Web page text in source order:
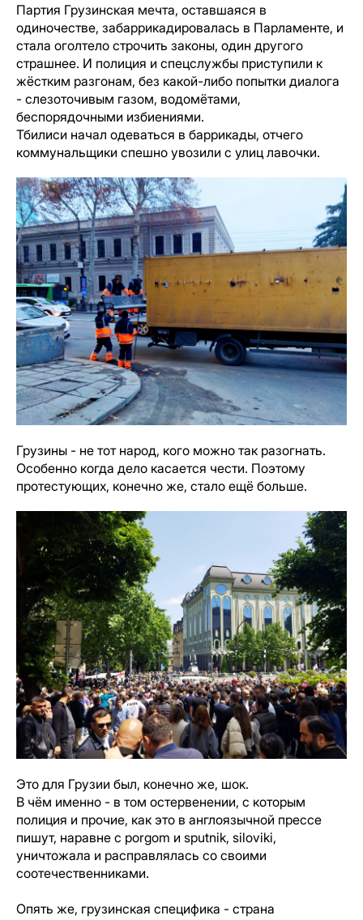
Партия Грузинская мечта, оставшаяся в
одиночестве, забаррикадировалась в Парламенте, и
стала оголтело строчить законы, один другого
страшнее. И полиция и спецслужбы приступили к
жёстким разгонам, без какой-либо попытки диалога
- слезоточивым газом, водомётами,
беспорядочными избиениями.
Тбилиси начал одеваться в баррикады, отчего
коммунальщики спешно увозили с улиц лавочки.
Грузины - не тот народ, кого можно так разогнать.
Особенно когда дело касается чести. Поэтому
протестующих, конечно же, стало ещё больше.
Это для Грузии был, конечно же, шок.
В чём именно - в том остервенении, с которым
полиция и прочие, как это в англоязычной прессе
пишут, наравне с porgom и sputnik, siloviki,
уничтожала и расправлялась со своими
соотечественниками.
Опять же, грузинская специфика - страна